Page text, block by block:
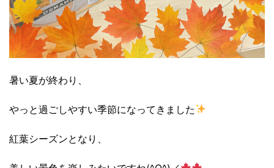
暑い夏が終わり、
やっと過ごしやすい季節になってきました
紅葉シーズンとなり、